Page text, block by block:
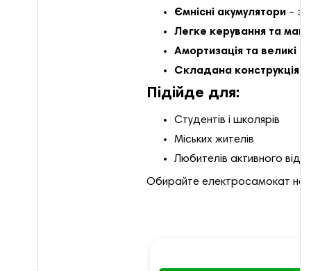
Ємнісні акумулятори –
Легке керування та
Амортизація та великі
Складана конструкція
Підійде для:
Студентів і школярів
Міських жителів
Любителів активного
Обирайте електросамокат на